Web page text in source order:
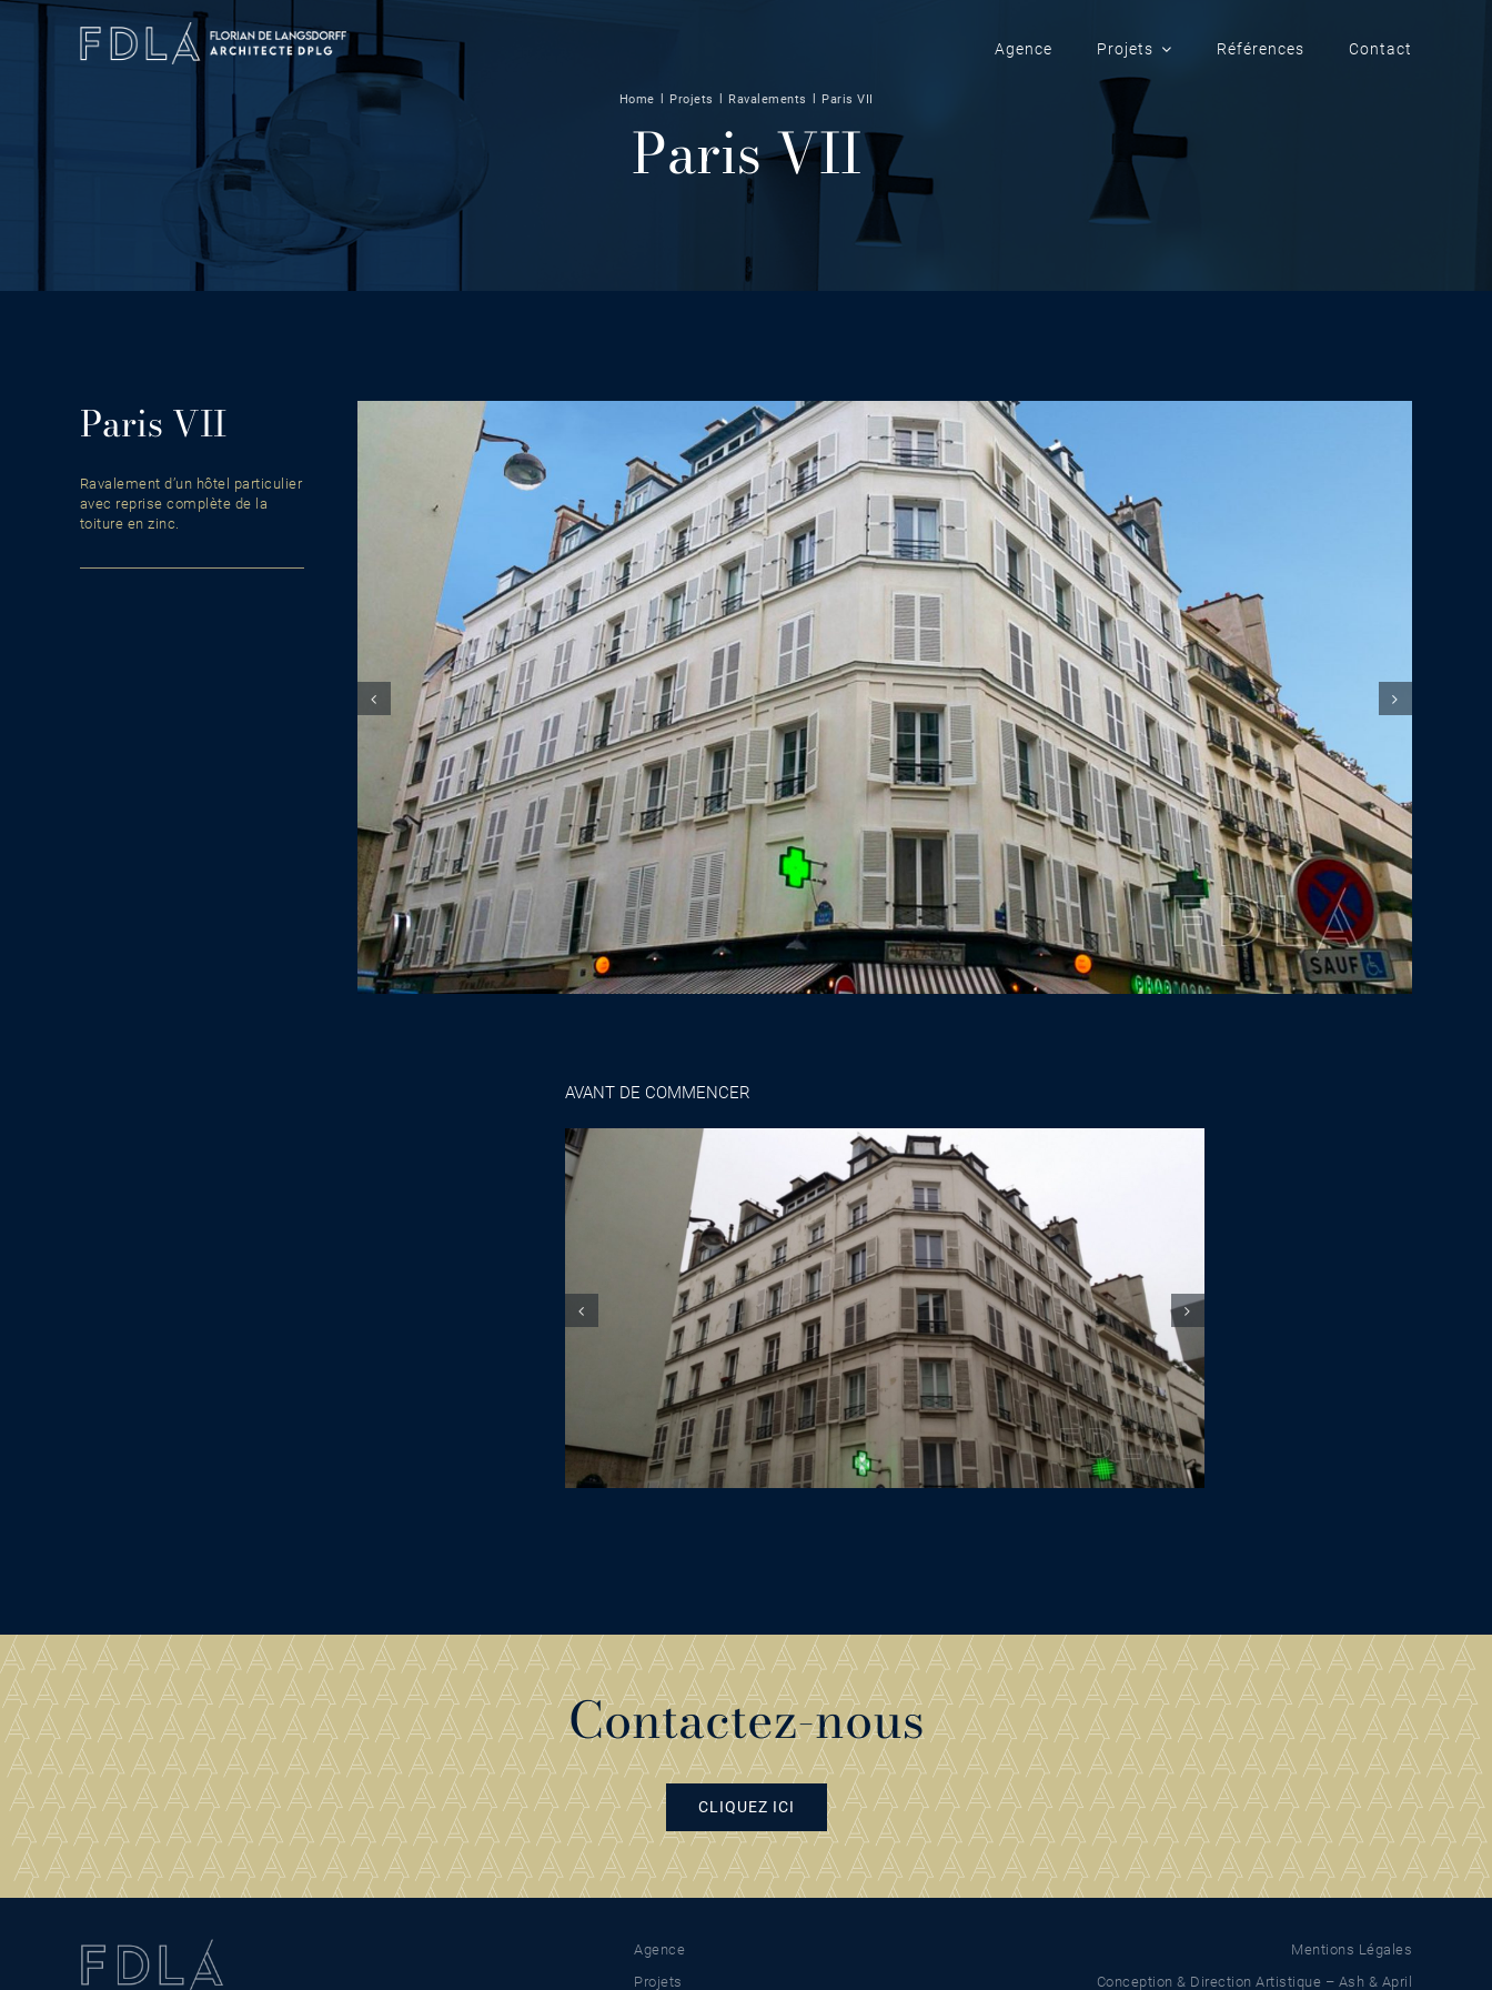
Agence Projets Références Contact
Home Projets Ravalements Paris VII
Paris VII
Paris VII
Ravalement d’un hôtel particulier
avec reprise complète de la
toiture en zinc.
AVANT DE COMMENCER
Contactez-nous
CLIQUEZ ICI
Agence
Projets
Mentions Légales
Conception & Direction Artistique – Ash & April